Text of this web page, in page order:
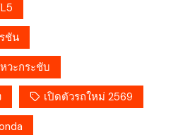
ชัน
วะกระชับ
เปิดตัวรถใหม่ 2569